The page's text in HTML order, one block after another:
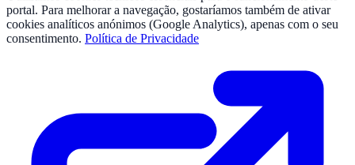
portal. Para melhorar a navegação, gostaríamos também de ativar
cookies analíticos anónimos (Google Analytics), apenas com o seu
consentimento. Política de Privacidade